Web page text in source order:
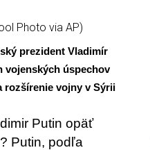
Photo via AP)
prezident Vladimír
vojenských úspechov
rozšírenie vojny v Sýrii
Putin opäť
Putin, podľa